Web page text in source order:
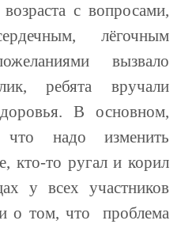
с вопросами,
лёгочным
вызвало
ребята вручали
В основном,
что надо изменить
кто-то ругал и корил
у всех участников
о том, что
проблема